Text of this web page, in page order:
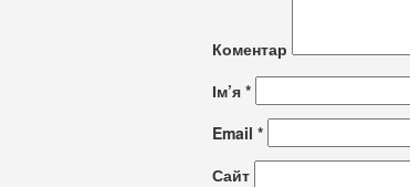
Коментар
Ім’я *
Email *
Сайт